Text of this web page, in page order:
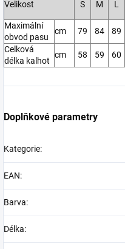
Velikost S M L
Maximální
obvod pasu
cm 79 84 89
Celková
délka kalhot
cm 58 59 60
Doplňkové parametry
Kategorie:
EAN:
Barva:
Délka: